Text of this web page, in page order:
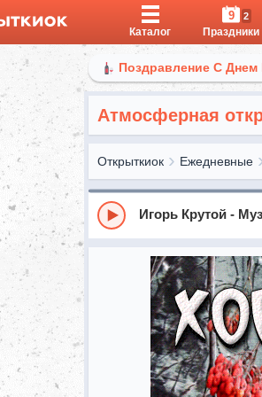
Каталог
9 2
Праздники
Поздравление С
Атмосферная
Открыткиок Ежедневные
Игорь Крутой -